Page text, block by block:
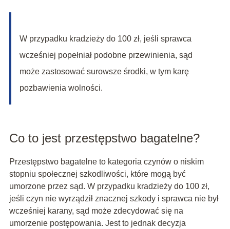
W przypadku kradzieży do 100 zł, jeśli sprawca
wcześniej popełniał podobne przewinienia, sąd
może zastosować surowsze środki, w tym karę
pozbawienia wolności.
Co to jest przestępstwo bagatelne?
Przestępstwo bagatelne to kategoria czynów o niskim
stopniu społecznej szkodliwości, które mogą być
umorzone przez sąd. W przypadku kradzieży do 100 zł,
jeśli czyn nie wyrządził znacznej szkody i sprawca nie był
wcześniej karany, sąd może zdecydować się na
umorzenie postępowania. Jest to jednak decyzja